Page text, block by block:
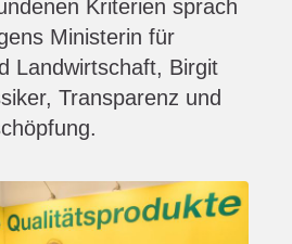
Kriterien sprach
Ministerin für
Landwirtschaft, Birgit
Transparenz und